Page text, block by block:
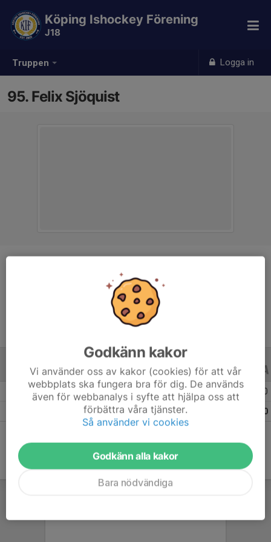
Truppen Logga in
Köping Ishockey Förening
J18
95. Felix Sjöquist
17 år
ALLA SERIER ALLA ÅR
Säsongen 25/26 0
0
Godkänn kakor
Vi använder oss av kakor (cookies) för att vår
webbplats ska fungera bra för dig. De används
även för webbanalys i syfte att hjälpa oss att
förbättra våra tjänster.
Så använder vi cookies
Godkänn alla kakor
Bara nödvändiga